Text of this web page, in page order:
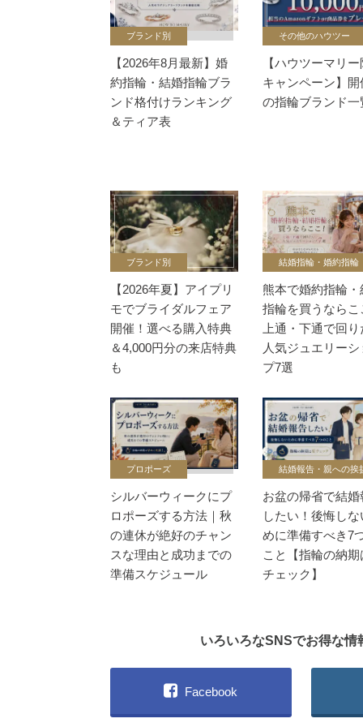
ブランド別
【2026年8月最新】婚
約指輪・結婚指輪ブラ
ンド格付けランキング
＆ティア表
その他のハウツー
【ハウツーマリ
キャンペーン】開
の指輪ブランド一
ブランド別
【2026年夏】アイプリ
モでブライダルフェア
開催！選べる購入特典
＆4,000円分の来店特典
も
結婚指輪・婚約指輪
熊本で婚約指輪・
指輪を買うならこ
上通・下通で回
人気ジュエリーシ
プ7選
プロポーズ
シルバーウィークにプ
ロポーズする方法｜秋
の連休が絶好のチャン
スな理由と成功までの
準備スケジュール
結婚報告・親への挨
お盆の帰省で結婚
したい！後悔しな
めに準備すべき7
こと【指輪の納期
チェック】
いろいろなSNSでお得な
Facebook